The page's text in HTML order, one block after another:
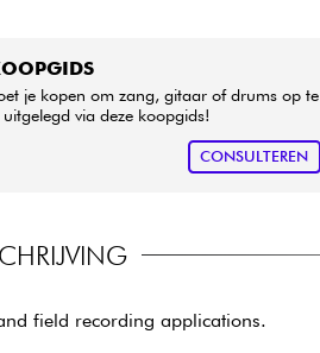
je kopen om zang, gitaar of drums op te
via deze koopgids!
CONSULTEREN
field recording applications.